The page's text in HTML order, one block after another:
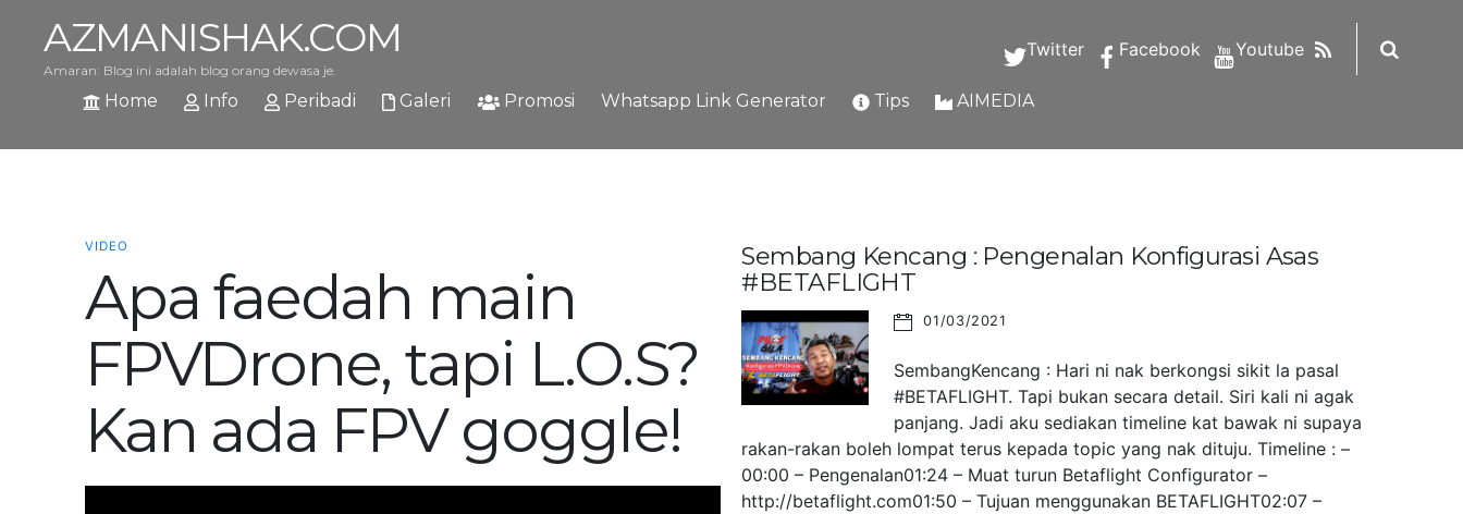
AZMANISHAK.COM
Amaran: Blog ini adalah blog orang dewasa je.
Twitter Facebook Youtube RSS
Home Info Peribadi Galeri Promosi Whatsapp Link Generator Tips AIMEDIA
VIDEO
Apa faedah main
FPVDrone, tapi L.O.S?
Kan ada FPV goggle!
Sembang Kencang : Pengenalan Konfigurasi Asas
#BETAFLIGHT
01/03/2021
SembangKencang : Hari ni nak berkongsi sikit la pasal
#BETAFLIGHT. Tapi bukan secara detail. Siri kali ni agak
panjang. Jadi aku sediakan timeline kat bawak ni supaya
rakan-rakan boleh lompat terus kepada topic yang nak dituju. Timeline : –
00:00 – Pengenalan01:24 – Muat turun Betaflight Configurator –
http://betaflight.com01:50 – Tujuan menggunakan BETAFLIGHT02:07 –